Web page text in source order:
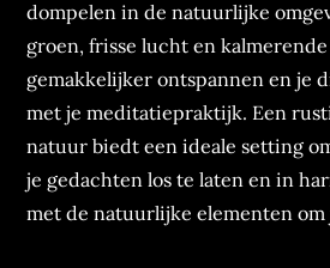
dompelen in de natuurlijke
groen, frisse lucht en
gemakkelijker ontspannen en je
met je meditatiepraktijk. Een
natuur biedt een ideale setting
je gedachten los te laten en in
met de natuurlijke elementen om